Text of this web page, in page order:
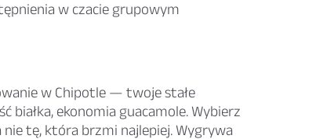
w czacie grupowym
w Chipotle — twoje stałe
białka, ekonomia guacamole. Wybierz
tę, która brzmi najlepiej. Wygrywa